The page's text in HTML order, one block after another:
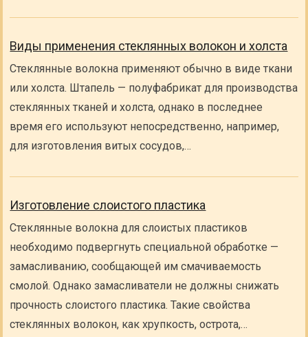
Виды применения стеклянных волокон и холста
Стеклянные волокна применяют обычно в виде ткани
или холста. Штапель — полуфабрикат для производства
стеклянных тканей и холста, однако в последнее
время его используют непосредственно, например,
для изготовления витых сосудов,…
Изготовление слоистого пластика
Стеклянные волокна для слоистых пластиков
необходимо подвергнуть специальной обработке —
замасливанию, сообщающей им смачиваемость
смолой. Однако замасливатели не должны снижать
прочность слоистого пластика. Такие свойства
стеклянных волокон, как хрупкость, острота,…